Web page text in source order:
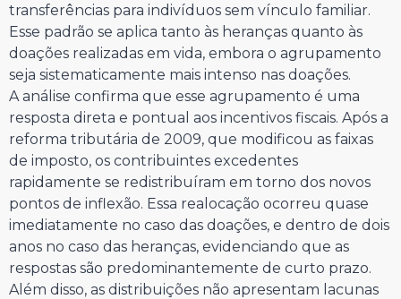
transferências para indivíduos sem vínculo familiar.
Esse padrão se aplica tanto às heranças quanto às
doações realizadas em vida, embora o agrupamento
seja sistematicamente mais intenso nas doações.
A análise confirma que esse agrupamento é uma
resposta direta e pontual aos incentivos fiscais. Após a
reforma tributária de 2009, que modificou as faixas
de imposto, os contribuintes excedentes
rapidamente se redistribuíram em torno dos novos
pontos de inflexão. Essa realocação ocorreu quase
imediatamente no caso das doações, e dentro de dois
anos no caso das heranças, evidenciando que as
respostas são predominantemente de curto prazo.
Além disso, as distribuições não apresentam lacunas